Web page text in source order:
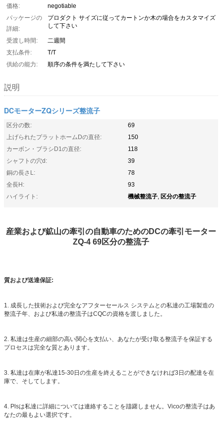
価格:
negotiable
パッケージの
詳細:
プロダクト サイズに従ってカートンか木の場合をカスタマイズ
して下さい
受渡し時間:
二週間
支払条件:
T/T
供給の能力:
順序の条件を満たして下さい
説明
DCモーターZQシリーズ整流子
区分の数:
69
上げられたプラットホームDの直径:
150
カーボン・ブラシD1の直径:
118
シャフトの穴d:
39
銅の長さL:
78
全長H:
93
ハイライト:
機械整流子, 区分の整流子
産業および鉱山の牽引の自動車のためのDCの牽引モーター
ZQ-4 69区分の整流子
質および送達保証:
1. 成長した技術および完全なアフターセールス システムとの私達の工場製造の
整流子年、および私達の整流子はCQCの資格を渡しました。
2. 私達は生産の細部の高い関心を支払い、あなたが受け取る整流子を保証する
プロセスは完全な質とあります。
3. 私達は在庫が私達15-30日の生産を終えることができなければ3日の配達を在
庫で、そしてします。
4. Plsは私達に詳細については連絡することを躊躇しません。Vicoの整流子はあ
なたの最もよい選択です。